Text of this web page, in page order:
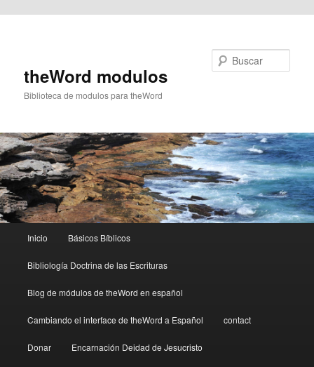
theWord modulos
Biblioteca de modulos para theWord
principal
Inicio Básicos Bíblicos
Bibliología Doctrina de las Escrituras
Blog de módulos de theWord en español
Cambiando el interface de theWord a Español contact
Donar Encarnación Deidad de Jesucristo